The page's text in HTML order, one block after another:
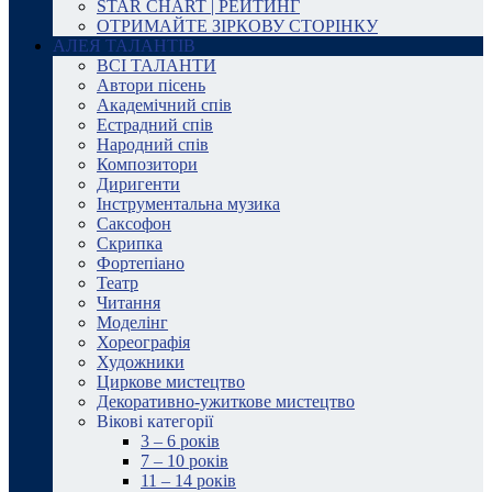
STAR CHART | РЕЙТИНГ
ОТРИМАЙТЕ ЗІРКОВУ СТОРІНКУ
АЛЕЯ ТАЛАНТІВ
ВСІ ТАЛАНТИ
Автори пісень
Академічний спів
Естрадний спів
Народний спів
Композитори
Диригенти
Інструментальна музика
Саксофон
Скрипка
Фортепіано
Театр
Читання
Моделінг
Хореографія
Художники
Циркове мистецтво
Декоративно-ужиткове мистецтво
Вікові категорії
3 – 6 років
7 – 10 років
11 – 14 років